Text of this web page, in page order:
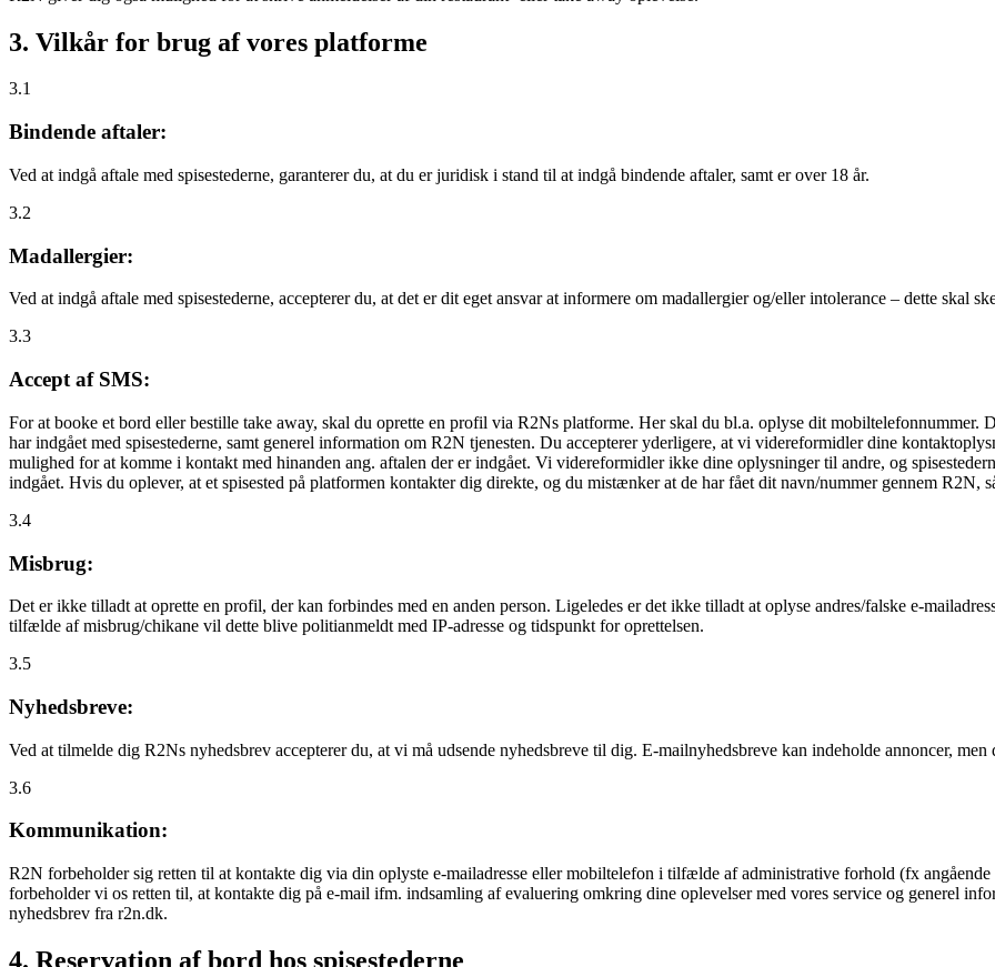
3. Vilkår for brug af vores platforme
3.1
Bindende aftaler:
Ved at indgå aftale med spisestederne, garanterer du, at du er juridisk i stand til at indgå bindende aftaler, samt er over 18 år.
3.2
Madallergier:
Ved at indgå aftale med spisestederne, accepterer du, at det er dit eget ansvar at informere om madallergier og/eller intolerance – dette skal
3.3
Accept af SMS:
For at booke et bord eller bestille take away, skal du oprette en profil via R2Ns platforme. Her skal du bl.a. oplyse dit mobiltelefonnummer.
har indgået med spisestederne, samt generel information om R2N tjenesten. Du accepterer yderligere, at vi videreformidler dine
mulighed for at komme i kontakt med hinanden ang. aftalen der er indgået. Vi videreformidler ikke dine oplysninger til andre, og
indgået. Hvis du oplever, at et spisested på platformen kontakter dig direkte, og du mistænker at de har fået dit navn/nummer gennem R2N,
3.4
Misbrug:
Det er ikke tilladt at oprette en profil, der kan forbindes med en anden person. Ligeledes er det ikke tilladt at oplyse andres/falske e-
tilfælde af misbrug/chikane vil dette blive politianmeldt med IP-adresse og tidspunkt for oprettelsen.
3.5
Nyhedsbreve:
Ved at tilmelde dig R2Ns nyhedsbrev accepterer du, at vi må udsende nyhedsbreve til dig. E-mailnyhedsbreve kan indeholde annoncer,
3.6
Kommunikation:
R2N forbeholder sig retten til at kontakte dig via din oplyste e-mailadresse eller mobiltelefon i tilfælde af administrative forhold (fx
forbeholder vi os retten til, at kontakte dig på e-mail ifm. indsamling af evaluering omkring dine oplevelser med vores service og generel
nyhedsbrev fra r2n.dk.
4. Reservation af bord hos spisestederne